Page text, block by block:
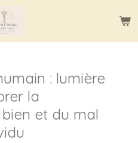
: lumière
la
et du mal